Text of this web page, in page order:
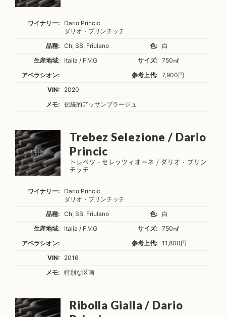
ワイナリー:
Dario Princic
ダリオ・プリンチッチ
品種:
Ch, SB, Friulano 色:
白
生産地域:
Italia / F.V.G サイズ:
750㎖
アペラシオン:
参考上代:
7,900円
VIN:
2020
メモ:
伝統的アッサンブラージュ
Trebez Selezione / Dario
Princic
トレベツ・セレッツィオーネ / ダリオ・プリン
チッチ
ワイナリー:
Dario Princic
ダリオ・プリンチッチ
品種:
Ch, SB, Friulano 色:
白
生産地域:
Italia / F.V.G サイズ:
750㎖
アペラシオン:
参考上代:
11,800円
VIN:
2016
メモ:
特別な区画
Ribolla Gialla / Dario